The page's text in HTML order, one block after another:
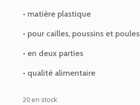
• matière plastique
• pour cailles, poussins et poules
• en deux parties
• qualité alimentaire
20 en stock